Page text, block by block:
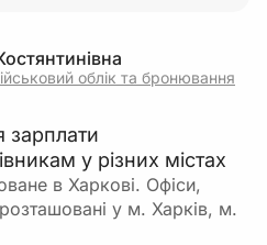
облік та бронювання
зарплати
у різних містах
в Харкові. Офіси,
у м. Харків, м.